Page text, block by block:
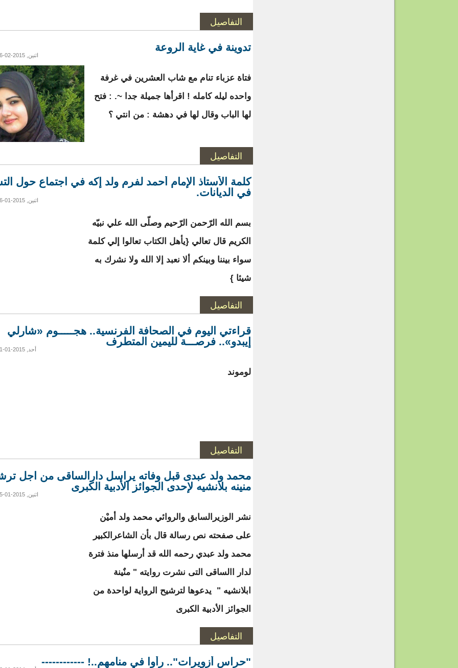
التفاصيل
تدوينة في غاية الروعة
اثنين, 2015-02-16 22:20
فتاة عزباء تنام مع شاب العشرين في غرفة
واحده ليله كامله ! اقرأها جميلة جدا ~. : فتح
لها الباب وقال لها في دهشة : من انتي ؟
التفاصيل
كلمة الأستاذ الإمام أحمد لفرم ولد إكه في اجتماع حول
في الديانات.
اثنين, 2015-01-26 07:54
بسم الله الرّحمن الرّحيم وصلّى الله علي نبيّه
الكريم قال تعالي {يأهل الكتاب تعالوا إلي كلمة
سواء بيننا وبينكم ألا نعبد إلا الله ولا نشرك به
شيئا }
التفاصيل
قراءتي اليوم في الصحافة الفرنسية.. هجـــــوم «شارلي
إيبدو».. فرصـــة لليمين المتطرف
أحد, 2015-01-11 08:04
لوموند
التفاصيل
محمد ولد عبدى قبل وفاته يراسل دارالساقى من اجل
منينه بلانشيه لإحدى الجوائز الأدبية الكبرى
اثنين, 2015-01-05 02:30
نشر الوزيرالسابق والروائي محمد ولد أميْن
على صفحته نص رسالة قال بأن الشاعرالكبير
محمد ولد عبدي رحمه الله قد أرسلها منذ فترة
لدار االساقى التى نشرت روايته " منٌينة
ابلانشيه " يدعوها لترشيح الرواية لواحدة من
الجوائز الأدبية الكبرى
التفاصيل
"حراس أزويرات".. رأوا في منامهم..! ------------